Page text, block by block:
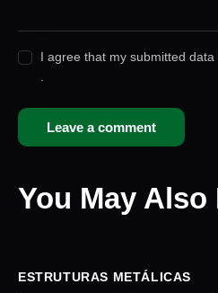
I agree that my submitted
.
You May Also
ESTRUTURAS METÁLICAS